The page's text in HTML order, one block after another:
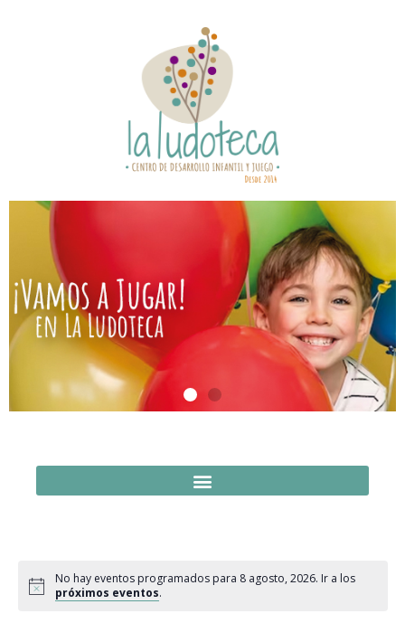
No hay eventos programados para 8 agosto, 2026. Ir a los
próximos eventos.